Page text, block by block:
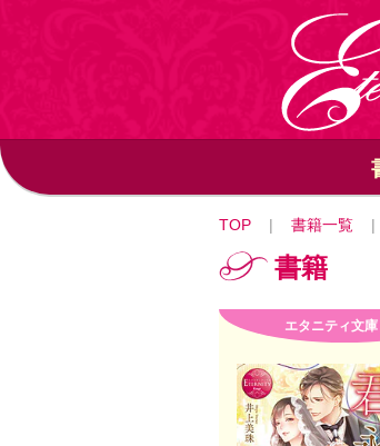
TOP | 書籍一覧 |
書籍
エタニティ文